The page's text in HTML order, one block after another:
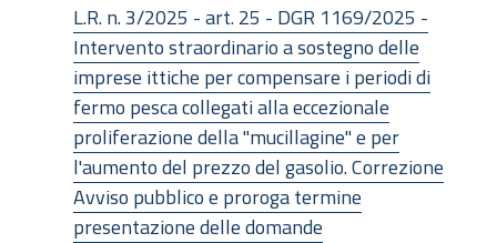
L.R. n. 3/2025 - art. 25 - DGR 1169/2025 -
Intervento straordinario a sostegno delle
imprese ittiche per compensare i periodi di
fermo pesca collegati alla eccezionale
proliferazione della "mucillagine" e per
l'aumento del prezzo del gasolio. Correzione
Avviso pubblico e proroga termine
presentazione delle domande